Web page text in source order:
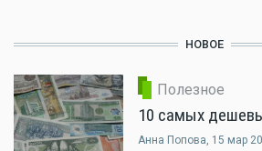
НОВОЕ
Полезное
10 самых
Анна Попова, 15 мар